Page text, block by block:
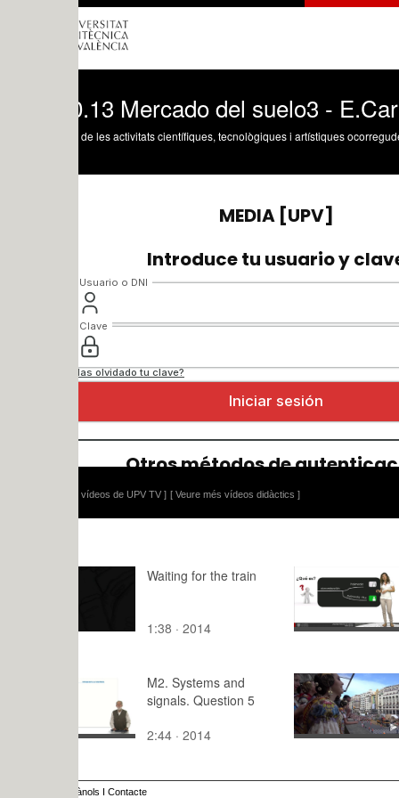
Mercado del suelo3 - E.Carrero
les activitats científiques, tecnològiques i artístiques ocorregudes en els tres
vídeos de UPV TV ] [ Veure més vídeos didàctics ]
Waiting for the train
1:38 · 2014
Polimedia,
4:19 · 2015
M2. Systems and
signals. Question 5
2:44 · 2014
Falleras
2:,0 · 2024